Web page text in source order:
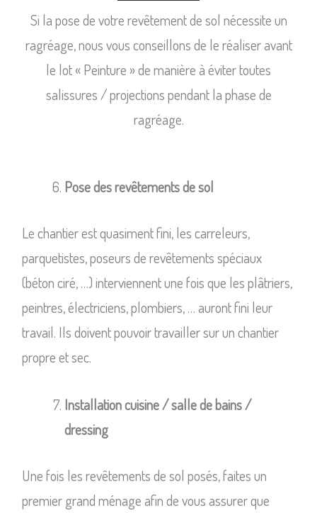
Si la pose de votre revêtement de sol nécessite un
ragréage, nous vous conseillons de le réaliser avant
le lot « Peinture » de manière à éviter toutes
salissures / projections pendant la phase de
ragréage.
Pose des revêtements de sol
Le chantier est quasiment fini, les carreleurs,
parquetistes, poseurs de revêtements spéciaux
(béton ciré, …) interviennent une fois que les plâtriers,
peintres, électriciens, plombiers, … auront fini leur
travail. Ils doivent pouvoir travailler sur un chantier
propre et sec.
Installation cuisine / salle de bains /
dressing
Une fois les revêtements de sol posés, faites un
premier grand ménage afin de vous assurer que